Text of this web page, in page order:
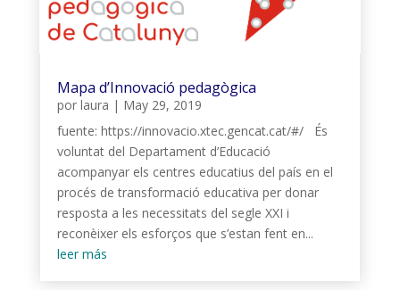
Mapa d’Innovació pedagògica
por laura | May 29, 2019
fuente: https://innovacio.xtec.gencat.cat/#/ És
voluntat del Departament d’Educació
acompanyar els centres educatius del país en el
procés de transformació educativa per donar
resposta a les necessitats del segle XXI i
reconèixer els esforços que s’estan fent en...
leer más